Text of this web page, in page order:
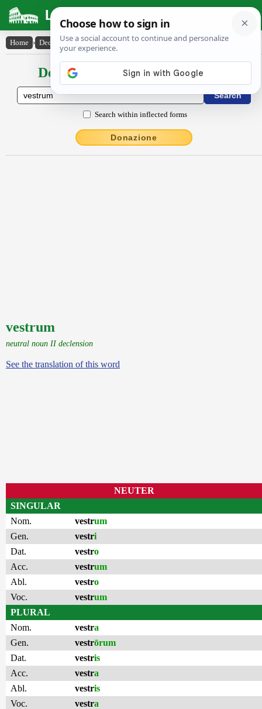
Latin Dictionary
Home › Declensions / Conjugations › vestrum
Declensions / Conjugations latin
Search within inflected forms
Donazione
vestrum
neutral noun II declension
See the translation of this word
NEUTER
SINGULAR
Nom.
vestrum
Gen.
vestri
Dat.
vestro
Acc.
vestrum
Abl.
vestro
Voc.
vestrum
PLURAL
Nom.
vestra
Gen.
vestrōrum
Dat.
vestris
Acc.
vestra
Abl.
vestris
Voc.
vestra